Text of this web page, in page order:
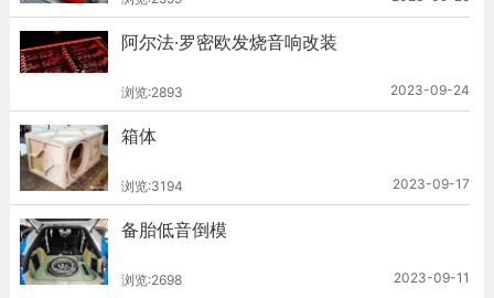
阿尔法·罗密欧发烧音响改装
2023-09-24
浏览:2893
箱体
2023-09-17
浏览:3194
备胎低音倒模
2023-09-11
浏览:2698